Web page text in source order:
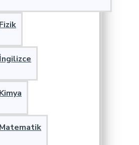
Fizik
İngilizce
Kimya
Matematik